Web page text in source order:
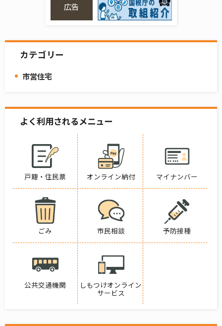
広告
カテゴリー
市営住宅
よく利用されるメニュー
戸籍・住民票 オンライン納付 マイナンバー
ごみ 市民相談 予防接種
公共交通機関
しもつけオンライン
サービス